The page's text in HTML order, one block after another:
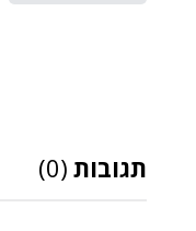
תגובות (0)